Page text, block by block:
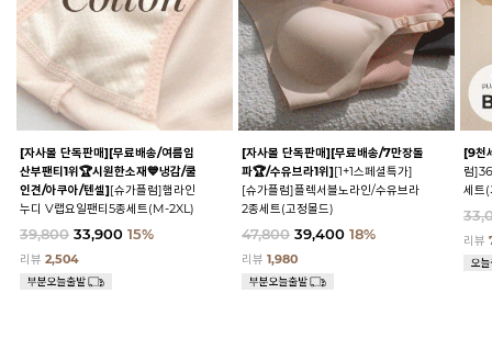
[자사몰 단독판매][무료배송/여름임
산부팬티1위🏆시원한소재💙냉감/쿨
인견/아쿠아/텐셀][슈가플럼]햄라인
누디 V랩요일팬티5종세트(M-2XL)
39,800 33,900 15%
리뷰 2,504
[자사몰 단독판매][무료배송/7만장돌
파🏆/수유브라1위][1+1스페셜특가]
[슈가플럼]플렉서블노라인/수유브라
2종세트(고정몰드)
47,800 39,400 18%
리뷰1,980
[9천
럼
세트
리뷰